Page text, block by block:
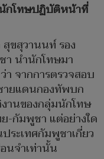
กโทษปฏิบัติหน้าที่
ขสุวานนท์ รอง
นำนักโทษมา
จากการตรวจสอบ
ายแดนกองทัพบก
านของกลุ่มนักโทษ
-กัมพูชา แต่อย่างใด
ระเทศกัมพูชาเกี่ยว
นจำเท่านั้น